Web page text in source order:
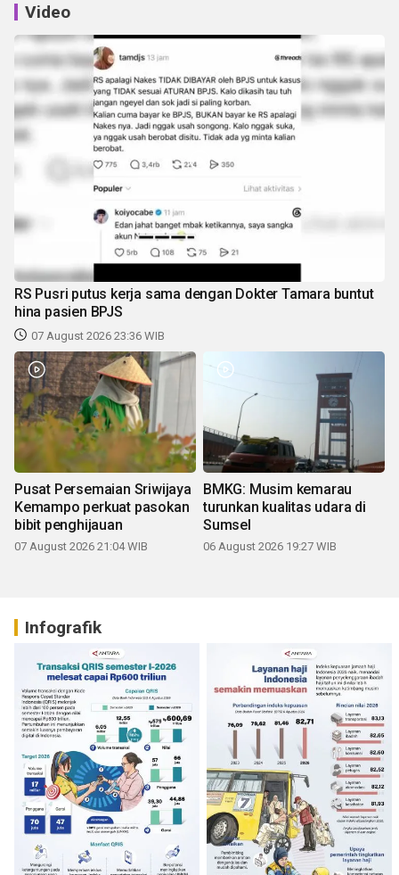
Video
RS Pusri putus kerja sama dengan Dokter Tamara buntut
hina pasien BPJS
07 August 2026 23:36 WIB
Pusat Persemaian Sriwijaya
Kemampo perkuat pasokan
bibit penghijauan
07 August 2026 21:04 WIB
BMKG: Musim kemarau
turunkan kualitas udara di
Sumsel
06 August 2026 19:27 WIB
Infografik